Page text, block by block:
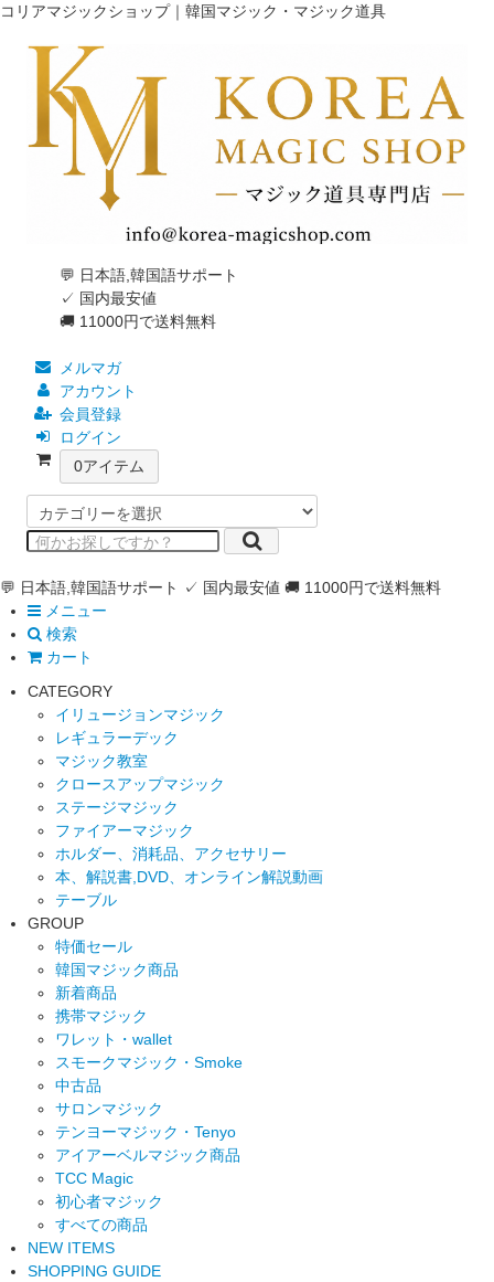
コリアマジックショップ｜韓国マジック・マジック道具
💬 日本語,韓国語サポート
✓ 国内最安値
🚚 11000円で送料無料
メルマガ
アカウント
会員登録
ログイン
0アイテム
💬 日本語,韓国語サポート ✓ 国内最安値 🚚 11000円で送料無料
メニュー
検索
カート
CATEGORY
イリュージョンマジック
レギュラーデック
マジック教室
クロースアップマジック
ステージマジック
ファイアーマジック
ホルダー、消耗品、アクセサリー
本、解説書,DVD、オンライン解説動画
テーブル
GROUP
特価セール
韓国マジック商品
新着商品
携帯マジック
ワレット・wallet
スモークマジック・Smoke
中古品
サロンマジック
テンヨーマジック・Tenyo
アイアーベルマジック商品
TCC Magic
初心者マジック
すべての商品
NEW ITEMS
SHOPPING GUIDE